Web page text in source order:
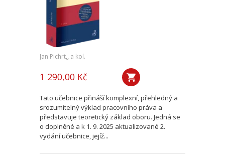
Jan Pichrt,, a kol.
1 290,00 Kč
Tato učebnice přináší komplexní, přehledný a
srozumitelný výklad pracovního práva a
představuje teoretický základ oboru. Jedná se
o doplněné a k 1. 9. 2025 aktualizované 2.
vydání učebnice, jejíž...